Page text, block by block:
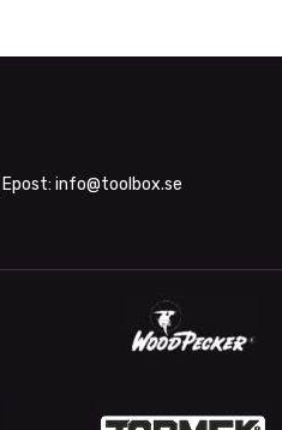
| Epost: info@toolbox.se